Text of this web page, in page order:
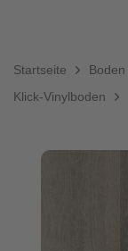
Startseite Boden
Klick-Vinylboden